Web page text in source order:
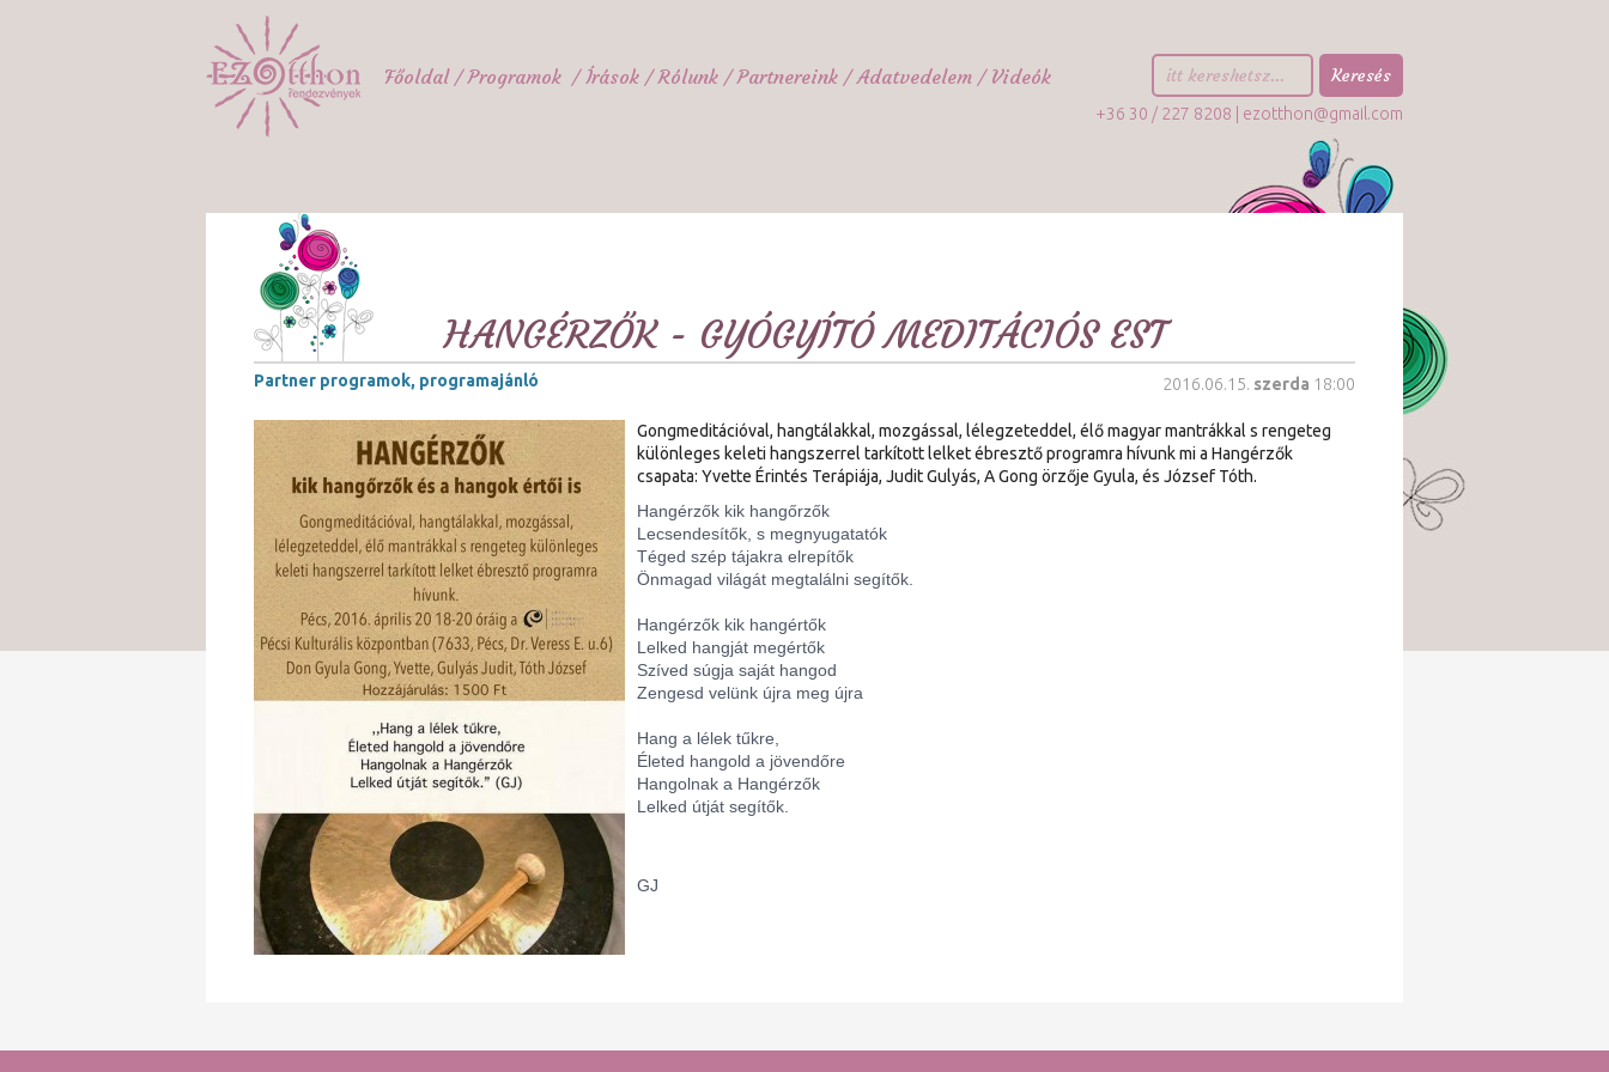
Főoldal Programok Írások Rólunk Partnereink Adatvedelem Videók
+36 30 / 227 8208 | ezotthon@gmail.com
HANGÉRZŐK - GYÓGYÍTÓ MEDITÁCIÓS EST
2016.06.15. szerda 18:00
Partner programok, programajánló
Gongmeditációval, hangtálakkal, mozgással, lélegzeteddel, élő magyar mantrákkal s rengeteg
különleges keleti hangszerrel tarkított lelket ébresztő programra hívunk mi a Hangérzők
csapata: Yvette Érintés Terápiája, Judit Gulyás, A Gong örzője Gyula, és József Tóth.
Hangérzők kik hangőrzők
Lecsendesítők, s megnyugatatók
Téged szép tájakra elrepítők
Önmagad világát megtalálni segítők.
Hangérzők kik hangértők
Lelked hangját megértők
Szíved súgja saját hangod
Zengesd velünk újra meg újra
Hang a lélek tűkre,
Életed hangold a jövendőre
Hangolnak a Hangérzők
Lelked útját segítők.
GJ